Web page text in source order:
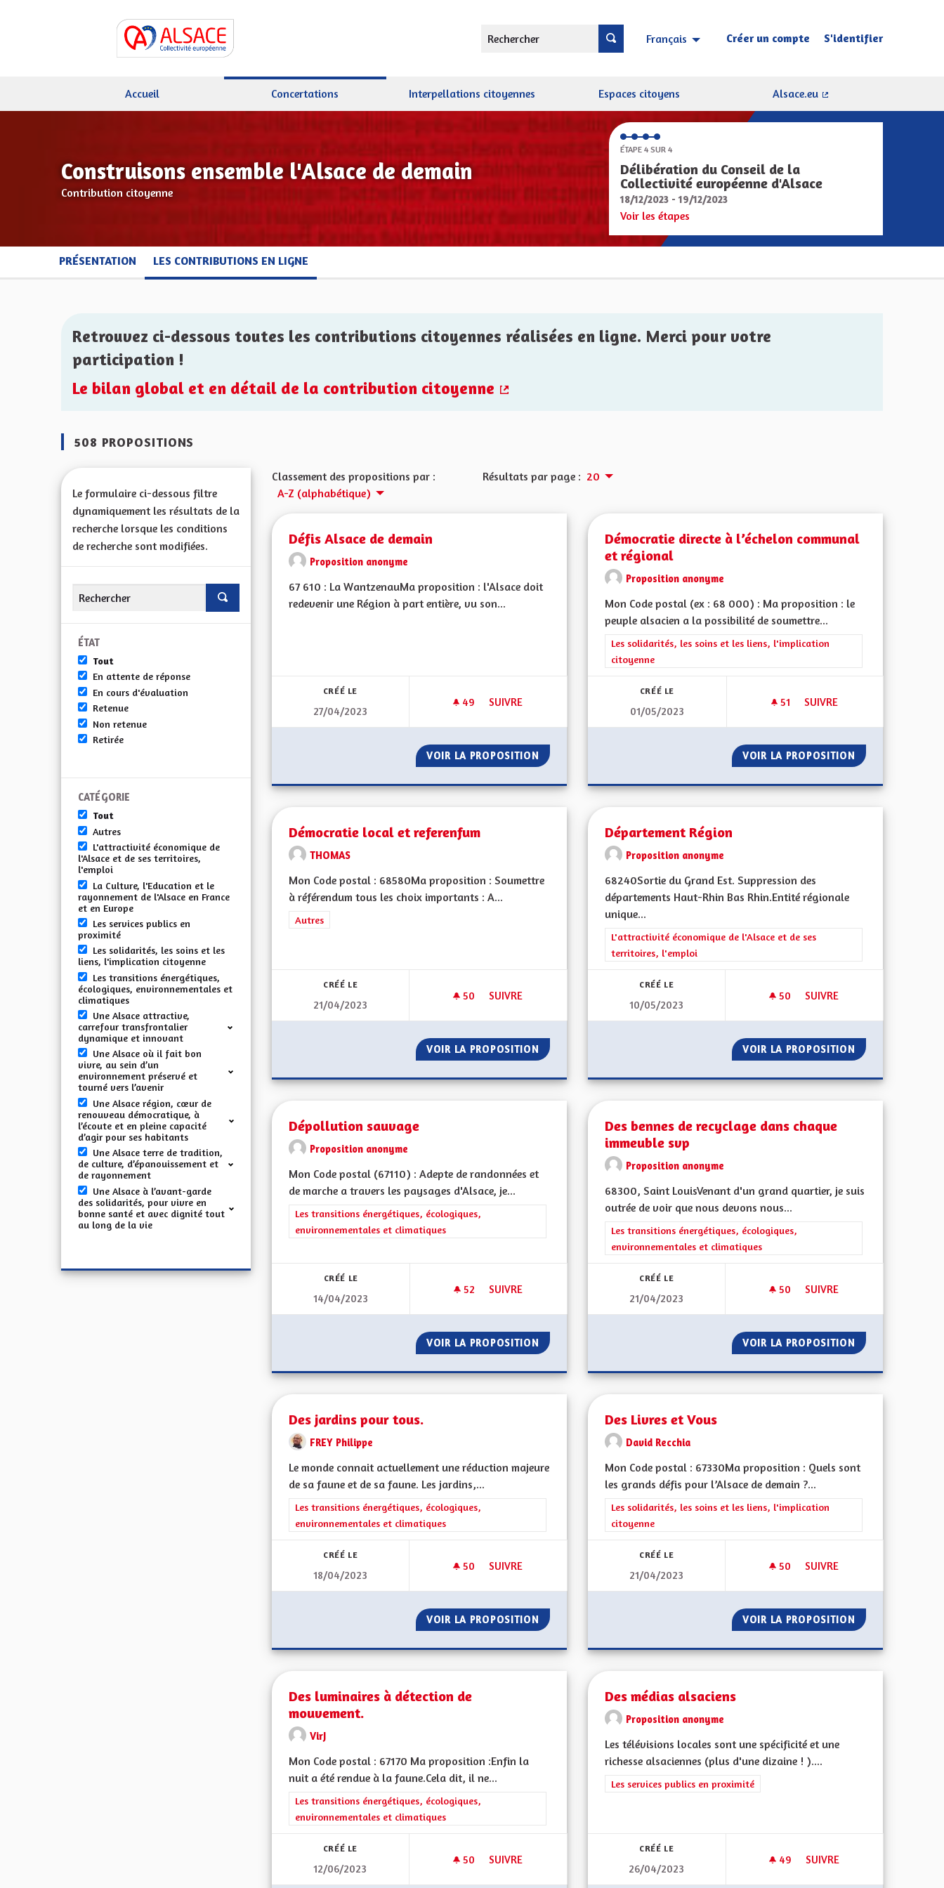
Rechercher Français Choisir la langue Sprache wählen
Créer un compte S'identifier
Accueil Concertations Interpellations citoyennes Espaces citoyens
Alsace.eu
Construisons ensemble l'Alsace de demain
Contribution citoyenne
ÉTAPE 4 SUR 4
Délibération du Conseil de la
Collectivité européenne d'Alsace
18/12/2023 - 19/12/2023
Voir les étapes
PRÉSENTATION LES CONTRIBUTIONS EN LIGNE
Retrouvez ci-dessous toutes les contributions citoyennes réalisées en ligne. Merci pour votre
participation !
Le bilan global et en détail de la contribution citoyenne
508 PROPOSITIONS
Le formulaire ci-dessous filtre
dynamiquement les résultats de la
recherche lorsque les conditions
de recherche sont modifiées.
ÉTAT
Tout
En attente de réponse
En cours d'évaluation
Retenue
Non retenue
Retirée
CATÉGORIE
Tout
Autres
L'attractivité économique de
l'Alsace et de ses territoires,
l'emploi
La Culture, l'Education et le
rayonnement de l'Alsace en France
et en Europe
Les services publics en
proximité
Les solidarités, les soins et les
liens, l'implication citoyenne
Les transitions énergétiques,
écologiques, environnementales et
climatiques
Une Alsace attractive,
carrefour transfrontalier
dynamique et innovant
Une Alsace où il fait bon
vivre, au sein d’un
environnement préservé et
tourné vers l’avenir
Une Alsace région, cœur de
renouveau démocratique, à
l’écoute et en pleine capacité
d’agir pour ses habitants
Une Alsace terre de tradition,
de culture, d’épanouissement et
de rayonnement
Une Alsace à l’avant-garde
des solidarités, pour vivre en
bonne santé et avec dignité tout
au long de la vie
Classement des propositions par :
A-Z (alphabétique)
Résultats par page : 20
Défis Alsace de demain
Proposition anonyme
67 610 : La WantzenauMa proposition : l'Alsace doit
redevenir une Région à part entière, vu son...
CRÉÉ LE
27/04/2023
49 49 ABONNÉS
SUIVRE
VOIR LA PROPOSITION DÉFIS ALSACE DE DEMAIN
Démocratie directe à l’échelon communal
et régional
Proposition anonyme
Mon Code postal (ex : 68 000) : Ma proposition : le
peuple alsacien a la possibilité de soumettre...
Filtrer les résultats de la catégorie : Les solidarités, les soins et les liens,
Les solidarités, les soins et les liens, l'implication
citoyenne
CRÉÉ LE
01/05/2023
51 51 ABONNÉS
SUIVRE
VOIR LA PROPOSITION DÉMOCRATIE
Démocratie local et referenfum
THOMAS
Mon Code postal : 68580Ma proposition : Soumettre
à référendum tous les choix importants : A...
Filtrer les résultats de la catégorie : Autres
Autres
CRÉÉ LE
21/04/2023
50 50 ABONNÉS
SUIVRE
DÉMOCRATIE LOCAL ET REFERENFUM
VOIR LA PROPOSITION DÉMOCRATIE LOCAL ET REFERENFUM
Département Région
Proposition anonyme
68240Sortie du Grand Est. Suppression des
départements Haut-Rhin Bas Rhin.Entité régionale
unique...
Filtrer les résultats de la catégorie : L'attractivité économique de l'Alsace
L'attractivité économique de l'Alsace et de ses
territoires, l'emploi
CRÉÉ LE
10/05/2023
50 50 ABONNÉS
SUIVRE
VOIR LA PROPOSITION DÉPARTEMENT
Dépollution sauvage
Proposition anonyme
Mon Code postal (67110) : Adepte de randonnées et
de marche a travers les paysages d'Alsace, je...
Filtrer les résultats de la catégorie : Les transitions énergétiques, écologiques, environnementales et climatiques
Les transitions énergétiques, écologiques,
environnementales et climatiques
CRÉÉ LE
14/04/2023
52 52 ABONNÉS
SUIVRE
VOIR LA PROPOSITION DÉPOLLUTION SAUVAGE
Des bennes de recyclage dans chaque
immeuble svp
Proposition anonyme
68300, Saint LouisVenant d'un grand quartier, je suis
outrée de voir que nous devons nous...
Filtrer les résultats de la catégorie : Les transitions énergétiques,
Les transitions énergétiques, écologiques,
environnementales et climatiques
CRÉÉ LE
21/04/2023
50 50 ABONNÉS
SUIVRE
VOIR LA PROPOSITION DES BENNES DE
Des jardins pour tous.
FREY Philippe
Le monde connait actuellement une réduction majeure
de sa faune et de sa faune. Les jardins,...
Filtrer les résultats de la catégorie : Les transitions énergétiques, écologiques, environnementales et climatiques
Les transitions énergétiques, écologiques,
environnementales et climatiques
CRÉÉ LE
18/04/2023
50 50 ABONNÉS
SUIVRE
VOIR LA PROPOSITION DES JARDINS POUR TOUS.
Des Livres et Vous
David Recchia
Mon Code postal : 67330Ma proposition : Quels sont
les grands défis pour l’Alsace de demain ?...
Filtrer les résultats de la catégorie : Les solidarités, les soins et les liens,
Les solidarités, les soins et les liens, l'implication
citoyenne
CRÉÉ LE
21/04/2023
50 50 ABONNÉS
SUIVRE
VOIR LA PROPOSITION DES LIVRES ET
Des luminaires à détection de
mouvement.
VirJ
Mon Code postal : 67170 Ma proposition :Enfin la
nuit a été rendue à la faune.Cela dit, il ne...
Filtrer les résultats de la catégorie : Les transitions énergétiques, écologiques, environnementales et climatiques
Les transitions énergétiques, écologiques,
environnementales et climatiques
CRÉÉ LE
12/06/2023
50 50 ABONNÉS
SUIVRE
DES LUMINAIRES À DÉTECTION DE MOUVEMENT.
Des médias alsaciens
Proposition anonyme
Les télévisions locales sont une spécificité et une
richesse alsaciennes (plus d'une dizaine ! )....
Filtrer les résultats de la catégorie : Les services publics en proximité
Les services publics en proximité
CRÉÉ LE
26/04/2023
49 49 ABONNÉS
SUIVRE